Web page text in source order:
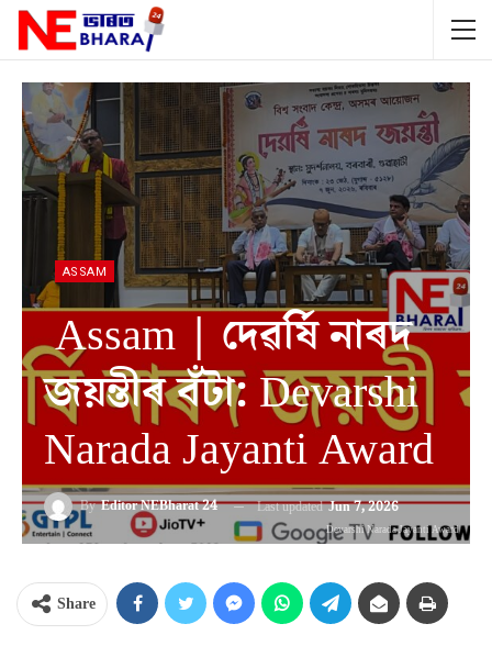
ASSAM
Assam | দেৱৰ্ষি নাৰদ
জয়ন্তীৰ বঁটা: Devarshi
Narada Jayanti Award
ByEditor NEBharat 24 Last updatedJun 7, 2026
Devarshi Narada Jayanti Award
Share